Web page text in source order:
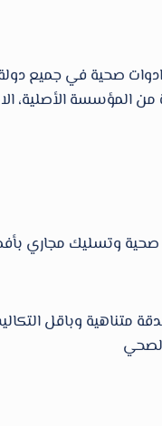
الأصلية،
وتسليك مجاري
متناهية وباقل